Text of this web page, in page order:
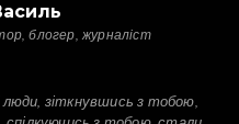
блогер, журналіст
зіткнувшись з тобою,